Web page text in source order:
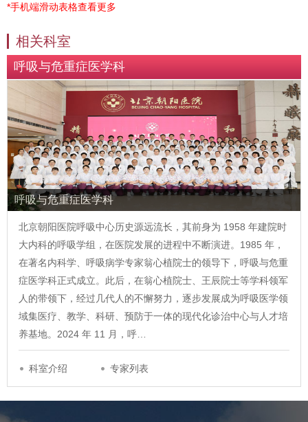
*手机端滑动表格查看更多
相关科室
呼吸与危重症医学科
呼吸与危重症医学科
北京朝阳医院呼吸中心历史源远流长，其前身为 1958 年建院时
大内科的呼吸学组，在医院发展的进程中不断演进。1985 年，
在著名内科学、呼吸病学专家翁心植院士的领导下，呼吸与危重
症医学科正式成立。此后，在翁心植院士、王辰院士等学科领军
人的带领下，经过几代人的不懈努力，逐步发展成为呼吸医学领
域集医疗、教学、科研、预防于一体的现代化诊治中心与人才培
养基地。2024 年 11 月，呼…
科室介绍 专家列表